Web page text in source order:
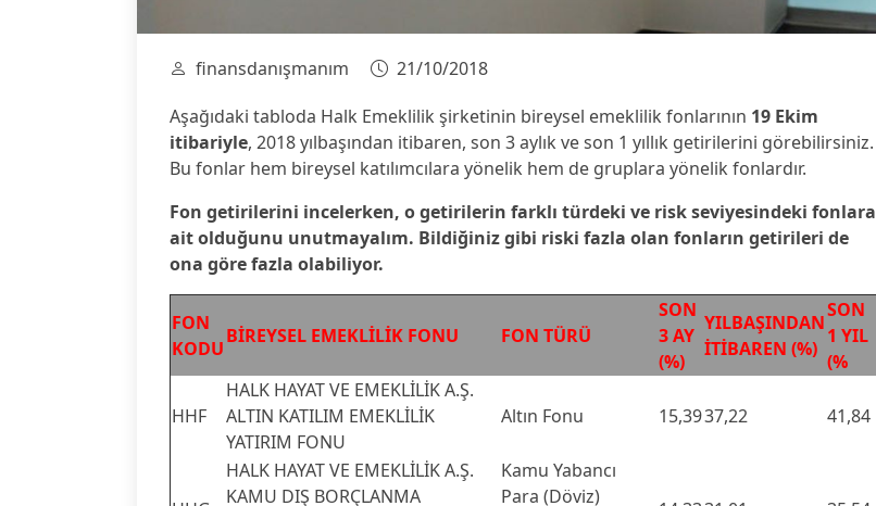
finansdanışmanım
21/10/2018
Aşağıdaki tabloda Halk Emeklilik şirketinin bireysel emeklilik fonlarının 19 Ekim
itibariyle, 2018 yılbaşından itibaren, son 3 aylık ve son 1 yıllık getirilerini görebilirsiniz.
Bu fonlar hem bireysel katılımcılara yönelik hem de gruplara yönelik fonlardır.
Fon getirilerini incelerken, o getirilerin farklı türdeki ve risk seviyesindeki fonlara
ait olduğunu unutmayalım. Bildiğiniz gibi riski fazla olan fonların getirileri de
ona göre fazla olabiliyor.
FON
KODU
BİREYSEL EMEKLİLİK FONU FON TÜRÜ
SON
3 AY
(%)
YILBAŞINDAN
İTİBAREN (%)
SON
1 YIL
(%
HHF
HALK HAYAT VE EMEKLİLİK A.Ş.
ALTIN KATILIM EMEKLİLİK
YATIRIM FONU
Altın Fonu 15,3937,22 41,84
HALK HAYAT VE EMEKLİLİK A.Ş.
KAMU DIŞ BORÇLANMA
Kamu Yabancı
Para (Döviz)